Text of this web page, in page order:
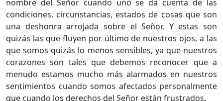
nombre del Señor cuando uno se da cuenta de las
condiciones, circunstancias, estados de cosas que son
una deshonra arrojada sobre el Señor. Y estas son
quizás las que fluyen por último de nuestros ojos, a las
que somos quizás lo menos sensibles, ya que nuestros
corazones son tales que debemos reconocer que a
menudo estamos mucho más alarmados en nuestros
sentimientos cuando somos afectados personalmente
que cuando los derechos del Señor están frustrados.